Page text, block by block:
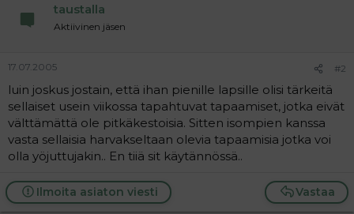
taustalla
Aktiivinen jäsen
17.07.2005 #2
luin joskus jostain, että ihan pienille lapsille olisi tärkeitä
sellaiset usein viikossa tapahtuvat tapaamiset, jotka eivät
välttämättä ole pitkäkestoisia. Sitten isompien kanssa
vasta sellaisia harvakseltaan olevia tapaamisia jotka voi
olla yöjuttujakin.. En tiiä sit käytännössä..
Vastaa
Ilmoita asiaton viesti